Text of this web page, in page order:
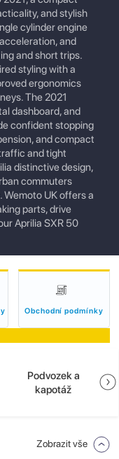
and stylish
cylinder engine
and
and short trips.
styling with a
ergonomics
The 2021
dashboard, and
confident stopping
and compact
and tight
distinctive design,
commuters
Wemoto UK offers a
parts, drive
Aprilia SXR 50
Obchodní podmínky
Podvozek a
kapotáž
Zobrazit vše